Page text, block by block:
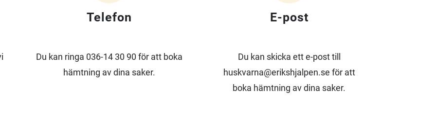
Telefon
Du kan ringa 036-14 30 90 för att boka
hämtning av dina saker.
E-post
Du kan skicka ett e-post till
huskvarna@erikshjalpen.se för att
boka hämtning av dina saker.